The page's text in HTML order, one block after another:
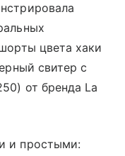
цвета хаки
свитер с
от бренда La
и простыми: